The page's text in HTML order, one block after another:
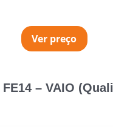
Ver preço
– VAIO